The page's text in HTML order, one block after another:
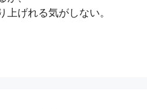
上げれる気がしない。